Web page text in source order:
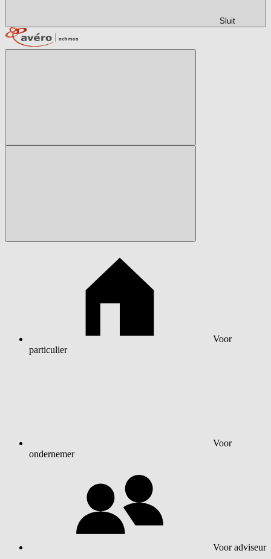
Sluit
Voor
particulier
Voor
ondernemer
Voor adviseur